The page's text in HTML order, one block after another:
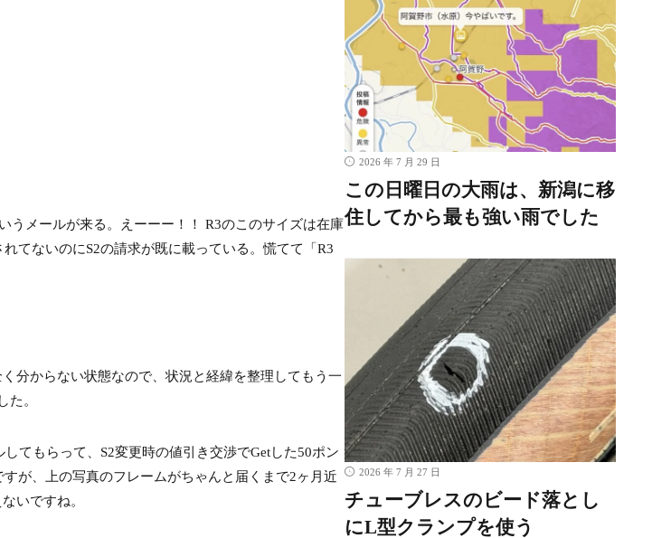
うメールが来る。えーーー！！ R3のこのサイズは在庫
てないのにS2の請求が既に載っている。慌てて「R3
分からない状態なので、状況と経緯を整理してもう一
た。
てもらって、S2変更時の値引き交渉でGetした50ポン
が、上の写真のフレームがちゃんと届くまで2ヶ月近
いですね。
2026 年 7 月 29 日
この日曜日の大雨は、新潟に移
住してから最も強い雨でした
2026 年 7 月 27 日
チューブレスのビード落とし
にL型クランプを使う